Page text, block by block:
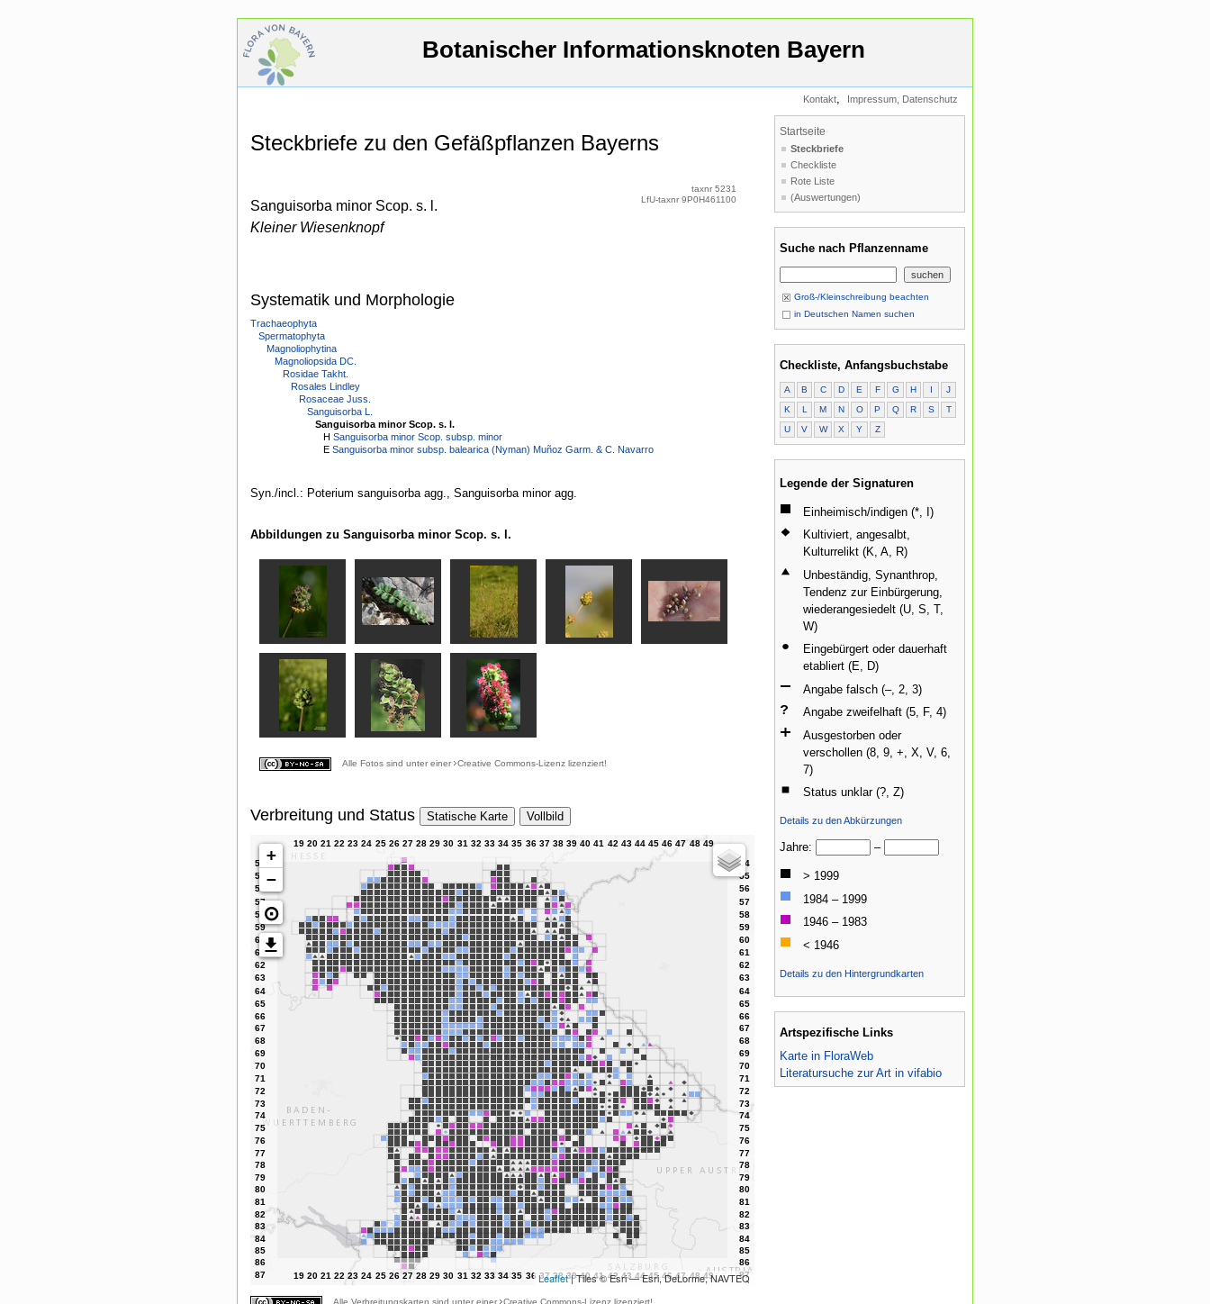
Botanischer Informationsknoten Bayern
Kontakt, Impressum, Datenschutz
Steckbriefe zu den Gefäßpflanzen Bayerns
Sanguisorba minor Scop. s. l.
Kleiner Wiesenknopf
taxnr 5231
LfU-taxnr 9P0H461100
Systematik und Morphologie
Trachaeophyta
Spermatophyta
Magnoliophytina
Magnoliopsida DC.
Rosidae Takht.
Rosales Lindley
Rosaceae Juss.
Sanguisorba L.
Sanguisorba minor Scop. s. l.
H Sanguisorba minor Scop. subsp. minor
E Sanguisorba minor subsp. balearica (Nyman) Muñoz Garm. & C. Navarro
Syn./incl.: Poterium sanguisorba agg., Sanguisorba minor agg.
Abbildungen zu Sanguisorba minor Scop. s. l.
Alle Fotos sind unter einer Creative Commons-Lizenz lizenziert!
Verbreitung und Status Statische Karte Vollbild
+
−
⊙
Leaflet| Tiles © Esri — Esri, DeLorme, NAVTEQ
Alle Verbreitungskarten sind unter einer Creative Commons-Lizenz lizenziert!
Startseite
Steckbriefe
Checkliste
Rote Liste
(Auswertungen)
Suche nach Pflanzenname
Groß-/Kleinschreibung beachten
in Deutschen Namen suchen
Checkliste, Anfangsbuchstabe
A B C D E F G H I
J
K
L M N O P Q R S
T
U
V W X Y Z
Legende der Signaturen
Einheimisch/indigen (*, I)
Kultiviert, angesalbt,
Kulturrelikt (K, A, R)
Unbeständig, Synanthrop,
Tendenz zur Einbürgerung,
wiederangesiedelt (U, S, T,
W)
Eingebürgert oder dauerhaft
etabliert (E, D)
Angabe falsch (–, 2, 3)
Angabe zweifelhaft (5, F, 4)
Ausgestorben oder
verschollen (8, 9, +, X, V, 6,
7)
Status unklar (?, Z)
Details zu den Abkürzungen
Jahre: –
> 1999
1984 – 1999
1946 – 1983
< 1946
Details zu den Hintergrundkarten
Artspezifische Links
Karte in FloraWeb
Literatursuche zur Art in vifabio